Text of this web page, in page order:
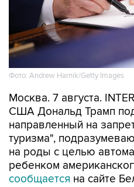
Фото: Andrew Harnik/Getty Images
Москва. 7 августа.
США Дональд Трамп
направленный на
туризма",
на роды с целью
ребенком
сообщается на сайте